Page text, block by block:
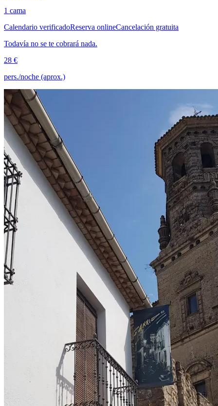
1 cama
Calendario verificadoReserva onlineCancelación gratuita
Todavía no se te cobrará nada.
28 €
pers./noche (aprox.)